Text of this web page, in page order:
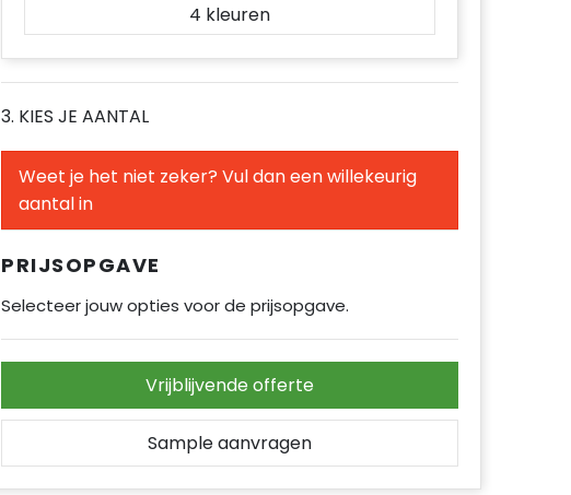
4
3. KIES JE AANTAL
Weet je het niet zeker? Vul dan een willekeurig
aantal in
PRIJSOPGAVE
Selecteer jouw opties voor de prijsopgave.
Vrijblijvende offerte
Sample aanvragen